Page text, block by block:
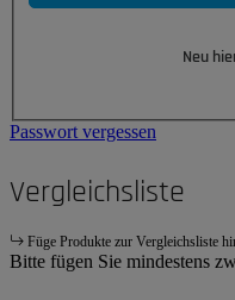
Neu
Passwort vergessen
Vergleichsliste
Füge Produkte zur Vergleichsliste
Bitte fügen Sie mindestens